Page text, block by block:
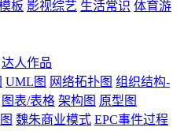
板 影视综艺 生活常识 体育游
达人作品
UML图 网络拓扑图 组织结构-
图表/表格 架构图 原型图
魏朱商业模式 EPC事件过程